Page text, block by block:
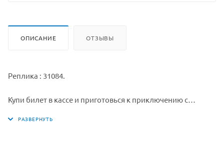
ОПИСАНИЕ ОТЗЫВЫ
Реплика : 31084.
Купи билет в кассе и приготовься к приключению с
вагонетку в виде акулы и держись покрепче. Lepin.by.